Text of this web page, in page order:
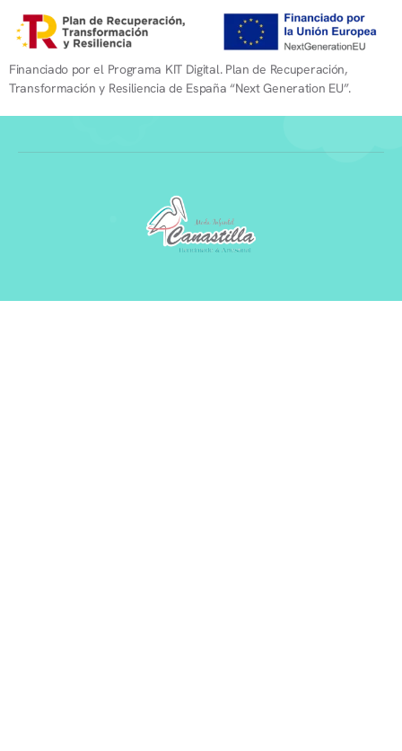
Financiado por el Programa KIT Digital. Plan de Recuperación,
Transformación y Resiliencia de España “Next Generation EU”.